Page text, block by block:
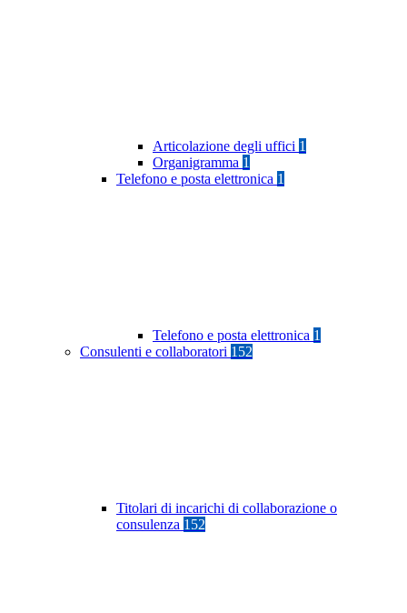
Articolazione degli uffici 1
Organigramma 1
Telefono e posta elettronica 1
Telefono e posta elettronica 1
Consulenti e collaboratori 152
Titolari di incarichi di collaborazione o
consulenza 152